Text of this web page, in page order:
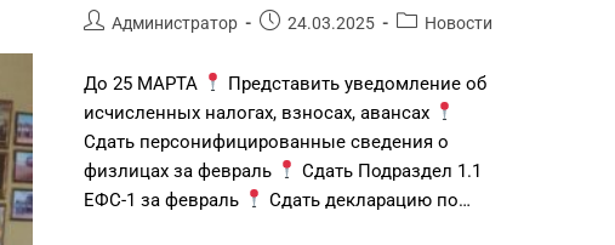
Администратор 24.03.2025 Новости
До 25 МАРТА
Представить уведомление об
исчисленных налогах, взносах, авансах
Сдать персонифицированные сведения о
физлицах за февраль
Сдать Подраздел 1.1
ЕФС-1 за февраль
Сдать декларацию по…